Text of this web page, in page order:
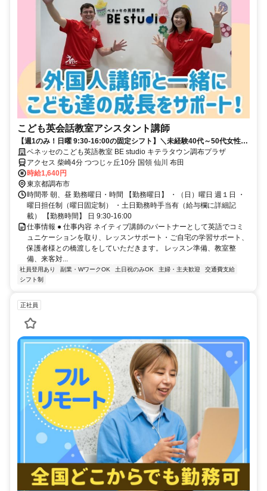
こども英会話教室アシスタント講師
【週1のみ！日曜 9:30-16:00の固定シフト】＼未経験40代～50代女性中
心に活躍する職場です／
ベネッセのこども英語教室 BE studio キテラタウン調布プラザ
アクセス 柴崎4分 つつじヶ丘10分 国領 仙川 布田
時給1,640円
東京都調布市
時間帯 朝、昼 勤務曜日・時間 【勤務曜日】 ・（日）曜日 週１日 ・
曜日担任制（曜日固定制） ・土日勤務時手当有（給与欄に詳細記
載） 【勤務時間】 日 9:30-16:00
仕事情報 ● 仕事内容 ネイティブ講師のパートナーとして英語でコミ
ュニケーションを取り、レッスンサポート・ご自宅の学習サポート、
保護者様との橋渡しをしていただきます。 レッスン準備、教室整
備、来客対...
社員登用あり 副業・WワークOK 土日祝のみOK 主婦・主夫歓迎
交通費支給
シフト制
正社員